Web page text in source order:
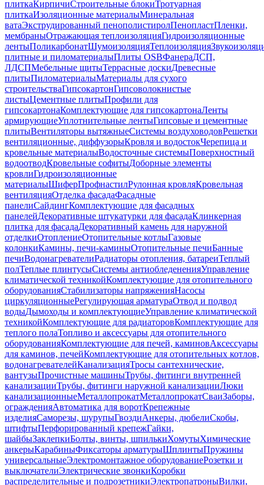
плиткаКирпичиСтроительные блокиТротуарная
плиткаИзоляционные материалыМинеральная
ватаЭкструдированный пенополистиролПенопластПленки,
мембраныОтражающая теплоизоляцияГидроизоляционные
лентыПоликарбонатШумоизоляцияТеплоизоляция
плитные и пиломатериалыПлиты OSBФанераДСП,
ЛДСПМебельные щитыТеррасные доскиДревесные
плитыПиломатериалыМатериалы для сухого
строительстваГипсокартонГипсоволокнистые
листыЦементные плитыПрофили для
гипсокартонаКомплектующие для гипсокартонаЛенты
армирующиеУплотнительные лентыГипсовые и цементные
плитыВентиляторы вытяжныеСистемы воздуховодовРешетки
вентиляционные, диффузорыКровля и водостокЧерепица и
кровельные материалыВодосточные системыПоверхностный
водоотводКровельные софитыДоборные элементы
кровлиГидроизоляционные
материалыШиферПрофнастилРулонная кровляКровельная
вентиляцияОтделка фасадаФасадные
панелиСайдингКомплектующие для фасадных
панелейДекоративные штукатурки для фасадаКлинкерная
плитка для фасадаДекоративный камень для наружной
отделкиОтоплениеОтопительные котлыГазовые
колонкиКамины, печи-каминыОтопительные печиБанные
печиВодонагревателиРадиаторы отопления, батареиТеплый
полТеплые плинтусыСистемы антиобледененияУправление
климатической техникойКомплектующие для отопительного
оборудованияСтабилизаторы напряженияНасосы
циркуляционныеРегулирующая арматураОтвод и подвод
водыДымоходы и комплектующиеУправление климатической
техникойКомплектующие для радиаторовКомплектующие для
теплого полаТопливо и аксессуары для отопительного
оборудованияКомплектующие для печей, каминовАксессуары
для каминов, печейКомплектующие для отопительных котлов,
водонагревателейКанализацияТросы сантехнические,
вантузыПрочистные машиныТрубы, фитинги внутренней
канализацииТрубы, фитинги наружной канализацииЛюки
канализационныеМеталлопрокатМеталлопрокатСваиЗаборы,
огражденияАвтоматика для воротКрепежные
изделияСаморезы, шурупыГвоздиАнкеры, дюбелиСкобы,
штифтыПерфорированный крепежГайки,
шайбыЗаклепкиБолты, винты, шпилькиХомутыХимические
анкерыКарабиныФиксаторы арматурыШплинтыПружины
универсальныеЭлектромонтажное оборудованиеРозетки и
выключателиЭлектрические звонкиКоробки
распределительные и подрозетникиЭлектропатроныВилки,